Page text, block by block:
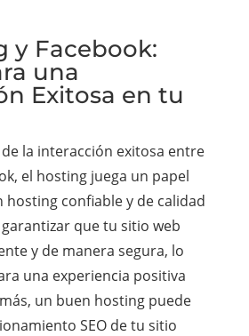
y Facebook:
una
Exitosa en tu
la interacción exitosa entre
el hosting juega un papel
hosting confiable y de calidad
que tu sitio web
y de manera segura, lo
una experiencia positiva
un buen hosting puede
SEO de tu sitio